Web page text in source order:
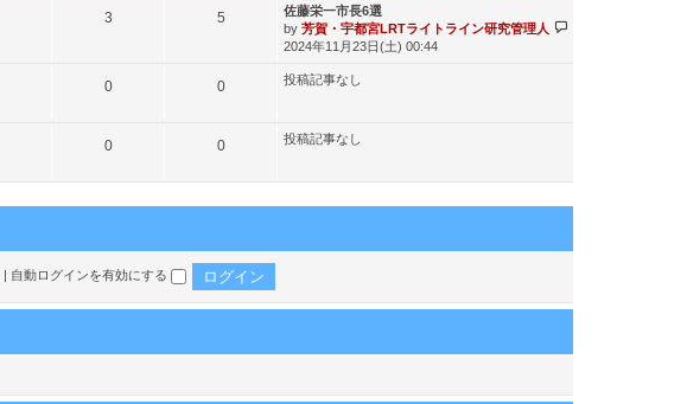
3ト
5記
最
新
記
佐藤栄一市長6選
by 芳賀・宇都宮LRTライトライン研究管理人
2024年11月23日(土) 00:44
0ト
ッ
0記
投稿記事なし
0ト
ッ
0記
投稿記事なし
| 自動ログインを有効にする